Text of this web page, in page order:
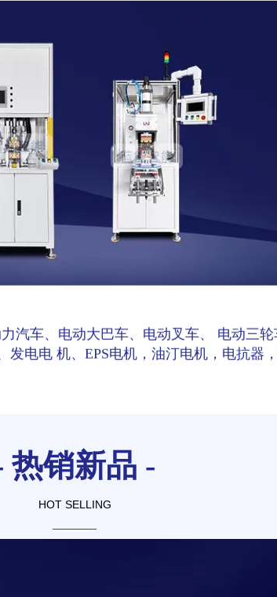
汽车、电动大巴车、电动叉车、 电动三
发电电 机、EPS电机，油汀电机，电抗器
热销新品 -
HOT SELLING
————